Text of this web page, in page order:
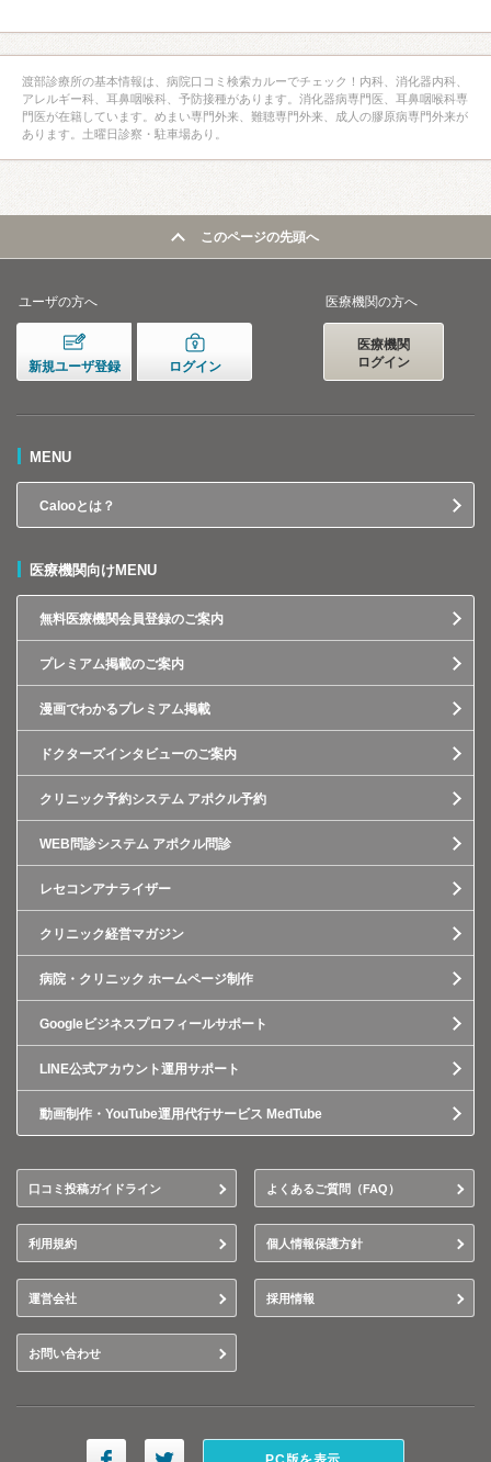
渡部診療所の基本情報は、病院口コミ検索カルーでチェック！内科、消化器内科、
アレルギー科、耳鼻咽喉科、予防接種があります。消化器病専門医、耳鼻咽喉科専
門医が在籍しています。めまい専門外来、難聴専門外来、成人の膠原病専門外来が
あります。土曜日診察・駐車場あり。
このページの先頭へ
ユーザの方へ
新規ユーザ登録 ログイン
医療機関の方へ
医療機関
ログイン
MENU
Calooとは？
医療機関向けMENU
無料医療機関会員登録のご案内
プレミアム掲載のご案内
漫画でわかるプレミアム掲載
ドクターズインタビューのご案内
クリニック予約システム アポクル予約
WEB問診システム アポクル問診
レセコンアナライザー
クリニック経営マガジン
病院・クリニック ホームページ制作
Googleビジネスプロフィールサポート
LINE公式アカウント運用サポート
動画制作・YouTube運用代行サービス MedTube
口コミ投稿ガイドライン よくあるご質問（FAQ）
利用規約 個人情報保護方針
運営会社 採用情報
お問い合わせ